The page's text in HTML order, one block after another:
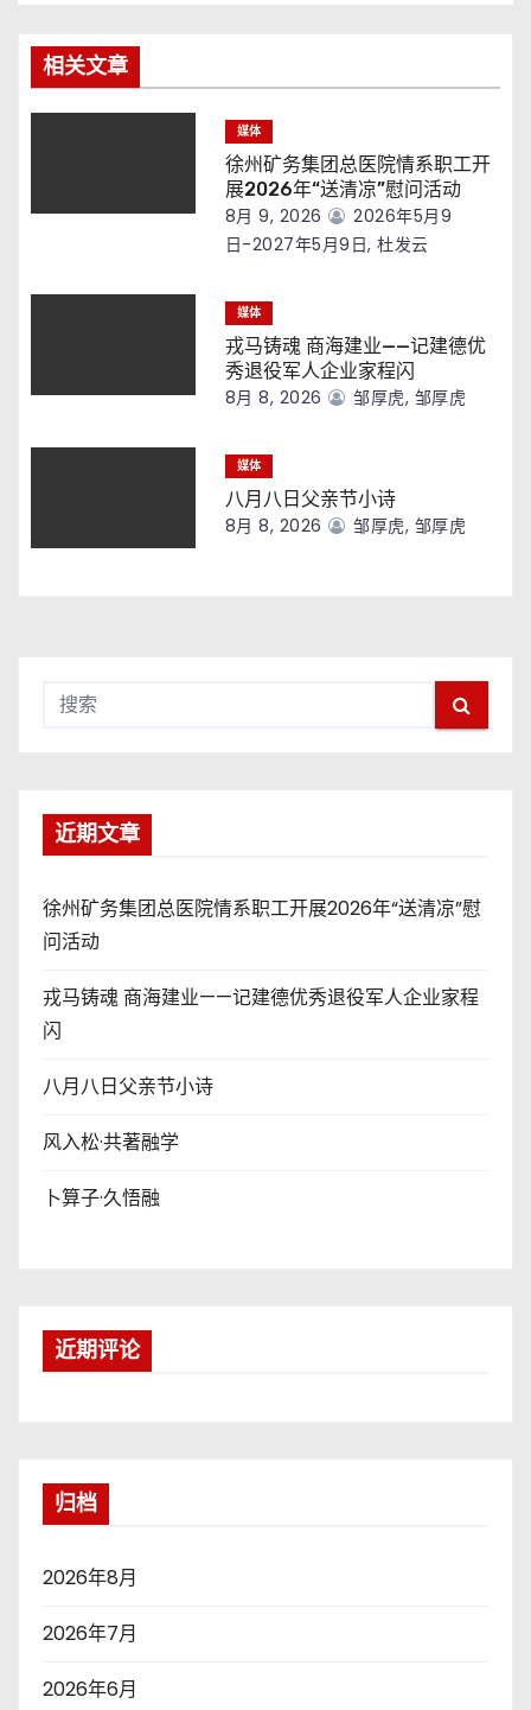
相关文章
媒体
徐州矿务集团总医院情系职工开
展2026年“送清凉”慰问活动
8月 9, 2026
2026年5月9
日-2027年5月9日, 杜发云
媒体
戎马铸魂 商海建业——记建德优
秀退役军人企业家程闪
8月 8, 2026 邹厚虎, 邹厚虎
媒体
八月八日父亲节小诗
8月 8, 2026 邹厚虎, 邹厚虎
近期文章
徐州矿务集团总医院情系职工开展2026年“送清凉”慰
问活动
戎马铸魂 商海建业——记建德优秀退役军人企业家程
闪
八月八日父亲节小诗
风入松·共著融学
卜算子·久悟融
近期评论
归档
2026年8月
2026年7月
2026年6月